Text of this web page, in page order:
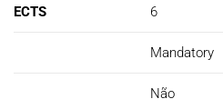
ECTS 6
Mandatory
Não